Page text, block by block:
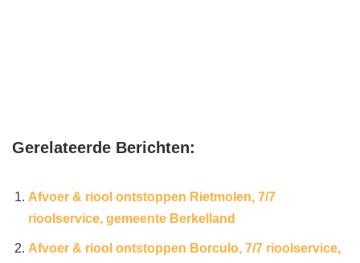
Gerelateerde Berichten:
Afvoer & riool ontstoppen Rietmolen, 7/7
rioolservice, gemeente Berkelland
Afvoer & riool ontstoppen Borculo, 7/7 rioolservice,